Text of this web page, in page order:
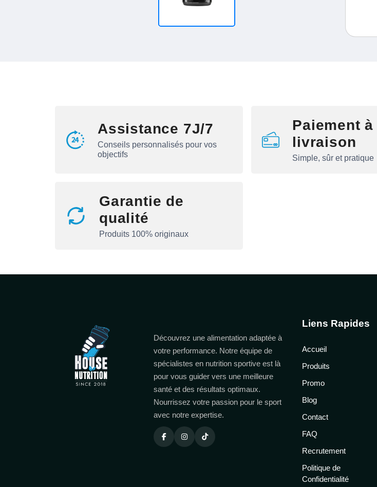
Assistance 7J/7
Conseils personnalisés pour vos
objectifs
Paiement
livraison
Simple, sûr et pratique
Garantie de
qualité
Produits 100% originaux
Découvrez une alimentation adaptée à
votre performance. Notre équipe de
spécialistes en nutrition sportive est là
pour vous guider vers une meilleure
santé et des résultats optimaux.
Nourrissez votre passion pour le sport
avec notre expertise.
Liens Rapides
Accueil
Produits
Promo
Blog
Contact
FAQ
Recrutement
Politique de
Confidentialité